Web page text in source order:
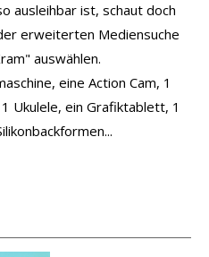
ausleihbar ist, schaut doch
erweiterten Mediensuche
auswählen.
eine Action Cam, 1
Ukulele, ein Grafiktablett, 1